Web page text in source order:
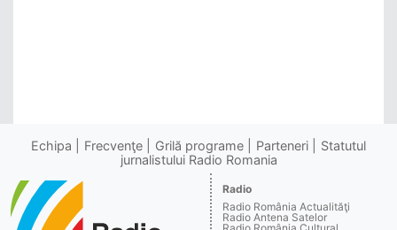
Echipa Frecvenţe Grilă programe Parteneri
Statutul
jurnalistului Radio Romania
Radio
Radio România Actualităţi
Radio Antena Satelor